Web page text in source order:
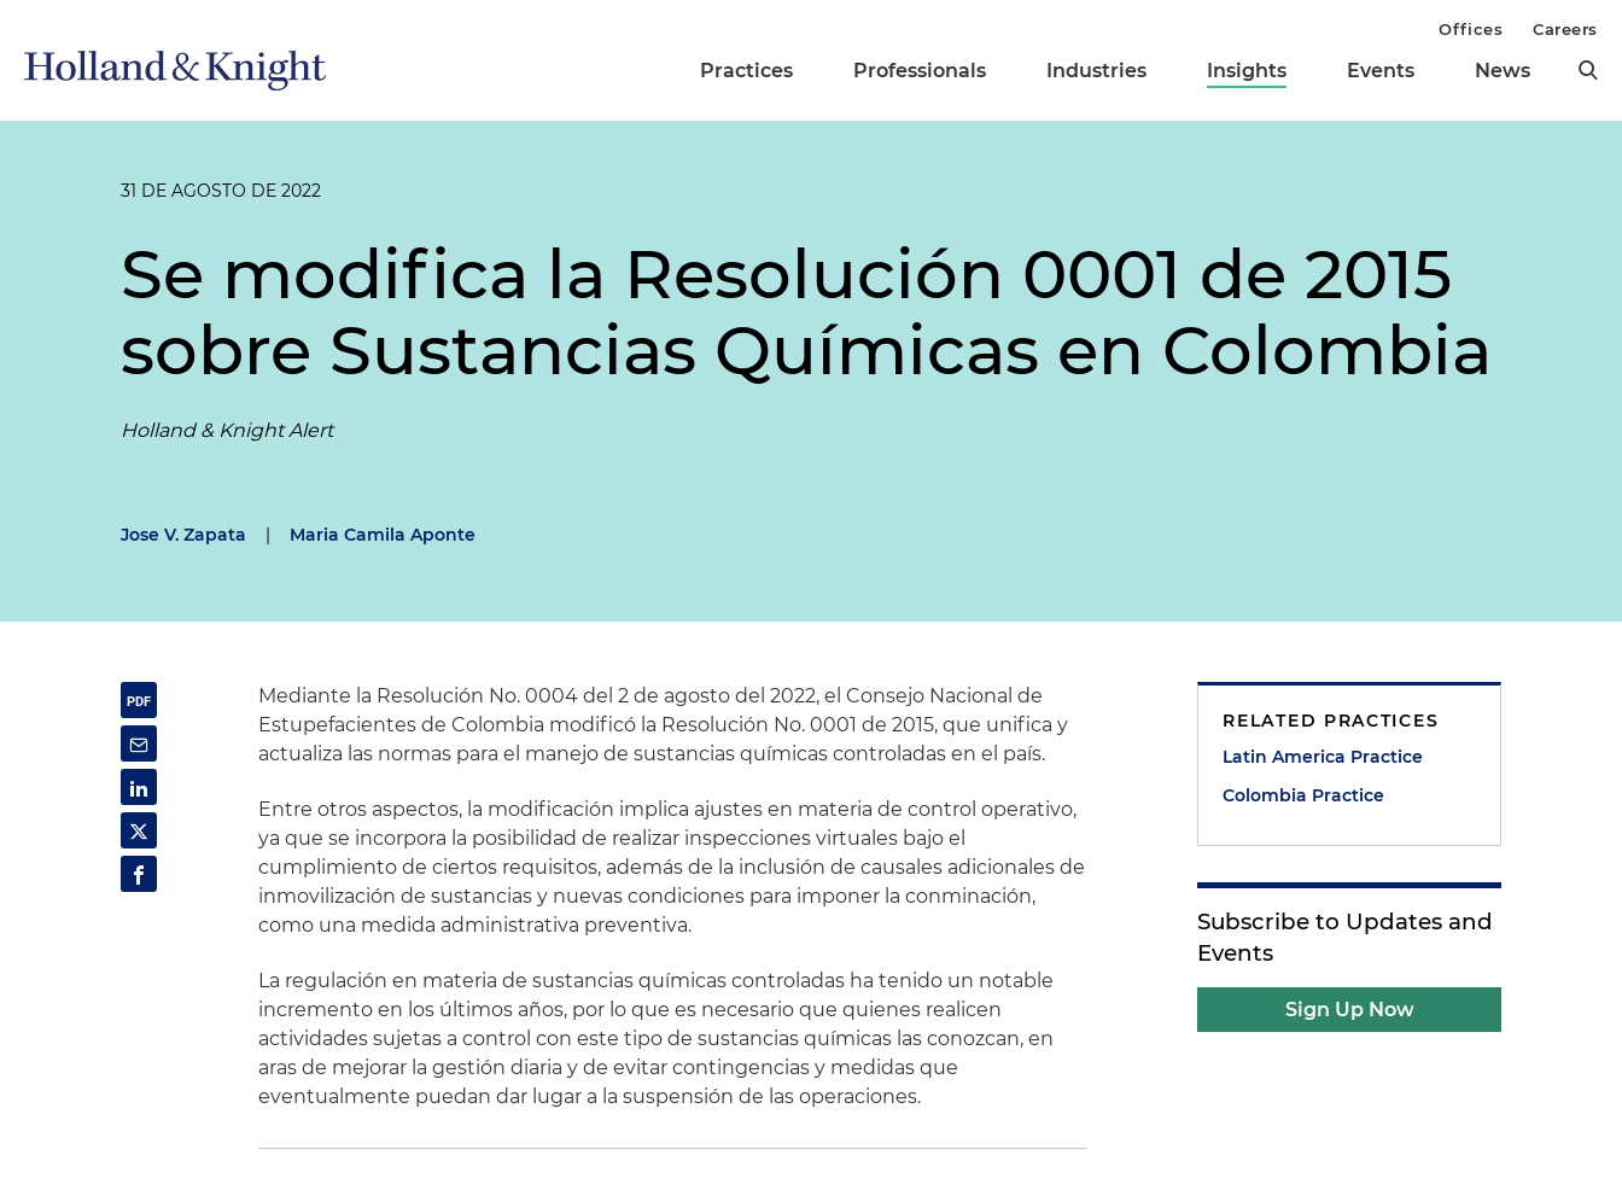
Practices Professionals Industries Insights Events News
Offices Careers
31 DE AGOSTO DE 2022
Se modifica la Resolución 0001 de 2015
sobre Sustancias Químicas en Colombia
Holland & Knight Alert
Jose V. Zapata | Maria Camila Aponte
Mediante la Resolución No. 0004 del 2 de agosto del 2022, el Consejo Nacional de
Estupefacientes de Colombia modificó la Resolución No. 0001 de 2015, que unifica y
actualiza las normas para el manejo de sustancias químicas controladas en el país.
Entre otros aspectos, la modificación implica ajustes en materia de control operativo,
ya que se incorpora la posibilidad de realizar inspecciones virtuales bajo el
cumplimiento de ciertos requisitos, además de la inclusión de causales adicionales de
inmovilización de sustancias y nuevas condiciones para imponer la conminación,
como una medida administrativa preventiva.
La regulación en materia de sustancias químicas controladas ha tenido un notable
incremento en los últimos años, por lo que es necesario que quienes realicen
actividades sujetas a control con este tipo de sustancias químicas las conozcan, en
aras de mejorar la gestión diaria y de evitar contingencias y medidas que
eventualmente puedan dar lugar a la suspensión de las operaciones.
RELATED PRACTICES
Latin America Practice
Colombia Practice
Subscribe to Updates and
Events
Sign Up Now